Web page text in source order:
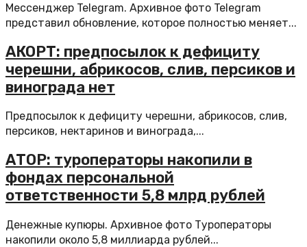
Мессенджер Telegram. Архивное фото Telegram
представил обновление, которое полностью меняет...
АКОРТ: предпосылок к дефициту
черешни, абрикосов, слив, персиков и
винограда нет
Предпосылок к дефициту черешни, абрикосов, слив,
персиков, нектаринов и винограда,...
АТОР: туроператоры накопили в
фондах персональной
ответственности 5,8 млрд рублей
Денежные купюры. Архивное фото Туроператоры
накопили около 5,8 миллиарда рублей...